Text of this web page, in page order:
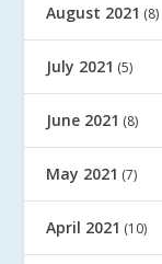
August 2021 (8)
July 2021 (5)
June 2021 (8)
May 2021 (7)
April 2021 (10)